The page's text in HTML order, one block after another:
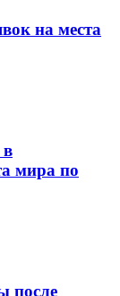
на места
мира по
после